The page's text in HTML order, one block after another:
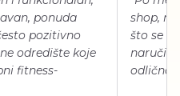
ponuda
pozitivno
odredište koje
fitness-
shop,
što se
naručiti,
odlično